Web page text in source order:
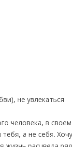
не увлекаться
человека, в
а не себя.